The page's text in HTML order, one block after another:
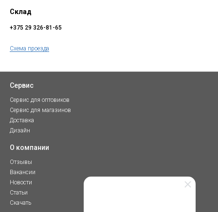
Склад
+375 29 326-81-65
Схема проезда
Сервис
Сервис для оптовиков
Сервис для магазинов
Доставка
Дизайн
О компании
Отзывы
Вакансии
Новости
Статьи
Скачать